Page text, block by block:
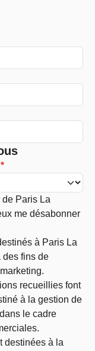
Paris La
me désabonner
à Paris La
des fins de
recueillies font
à la gestion de
le cadre
destinées à la